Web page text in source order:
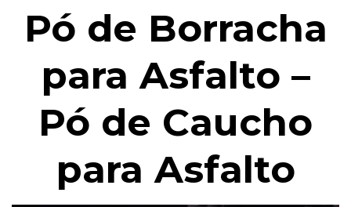
Pó de Borracha
para Asfalto –
Pó de Caucho
para Asfalto